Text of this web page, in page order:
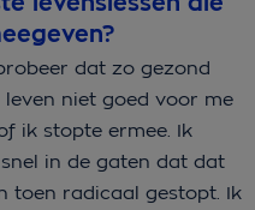
dat zo gezond
niet goed voor me
ik stopte ermee. Ik
in de gaten dat dat
toen radicaal gestopt. Ik